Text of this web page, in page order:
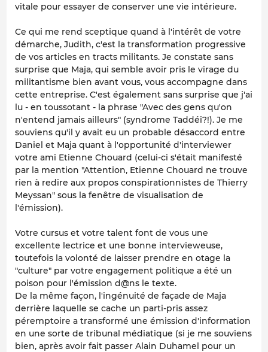
vitale pour essayer de conserver une vie intérieure.
Ce qui me rend sceptique quand à l'intérêt de votre
démarche, Judith, c'est la transformation progressive
de vos articles en tracts militants. Je constate sans
surprise que Maja, qui semble avoir pris le virage du
militantisme bien avant vous, vous accompagne dans
cette entreprise. C'est également sans surprise que j'ai
lu - en toussotant - la phrase "Avec des gens qu'on
n'entend jamais ailleurs" (syndrome Taddéi?!). Je me
souviens qu'il y avait eu un probable désaccord entre
Daniel et Maja quant à l'opportunité d'interviewer
votre ami Etienne Chouard (celui-ci s'était manifesté
par la mention "Attention, Etienne Chouard ne trouve
rien à redire aux propos conspirationnistes de Thierry
Meyssan" sous la fenêtre de visualisation de
l'émission).
Votre cursus et votre talent font de vous une
excellente lectrice et une bonne intervieweuse,
toutefois la volonté de laisser prendre en otage la
"culture" par votre engagement politique a été un
poison pour l'émission d@ns le texte.
De la même façon, l'ingénuité de façade de Maja
derrière laquelle se cache un parti-pris assez
péremptoire a transformé une émission d'information
en une sorte de tribunal médiatique (si je me souviens
bien, après avoir fait passer Alain Duhamel pour un